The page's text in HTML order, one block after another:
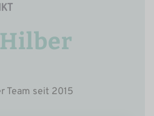
Team seit 2015